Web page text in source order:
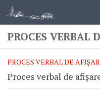
PROCES VERBAL
PROCES VERBAL DE
Proces verbal de